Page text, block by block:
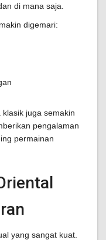
di mana saja.
digemari:
juga semakin
pengalaman
permainan
yang sangat kuat.